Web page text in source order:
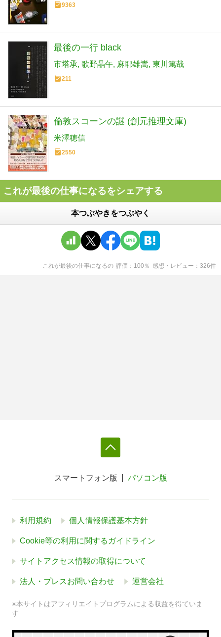
9363
最後の一行 black
市塔承 歌野晶午 麻耶雄嵩 東川篤哉
211
倫敦スコーンの謎 (創元推理文庫)
米澤穂信
2550
これが最後の仕事になるをシェアする
本つぶやきをつぶやく
これが最後の仕事になるの 評価 100 ％ 感想・レビュー 326件
スマートフォン版 パソコン版
利用規約 個人情報保護基本方針
Cookie等の利用に関するガイドライン
サイトアクセス情報の取得について
法人・プレスお問い合わせ 運営会社
※本サイトはアフィリエイトプログラムによる収益を得ていま
す